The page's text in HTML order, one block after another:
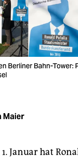
Berliner Bahn-Tower:
Maier
1. Januar hat